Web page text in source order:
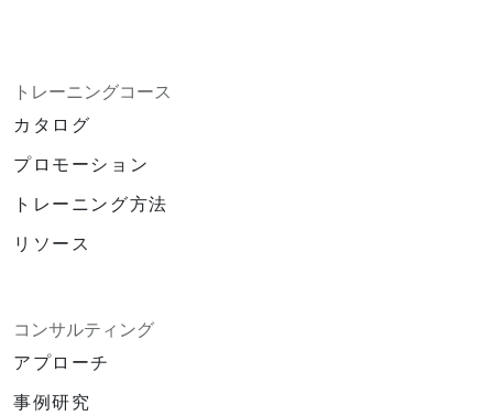
トレーニングコース
カタログ
プロモーション
トレーニング方法
リソース
コンサルティング
アプローチ
事例研究